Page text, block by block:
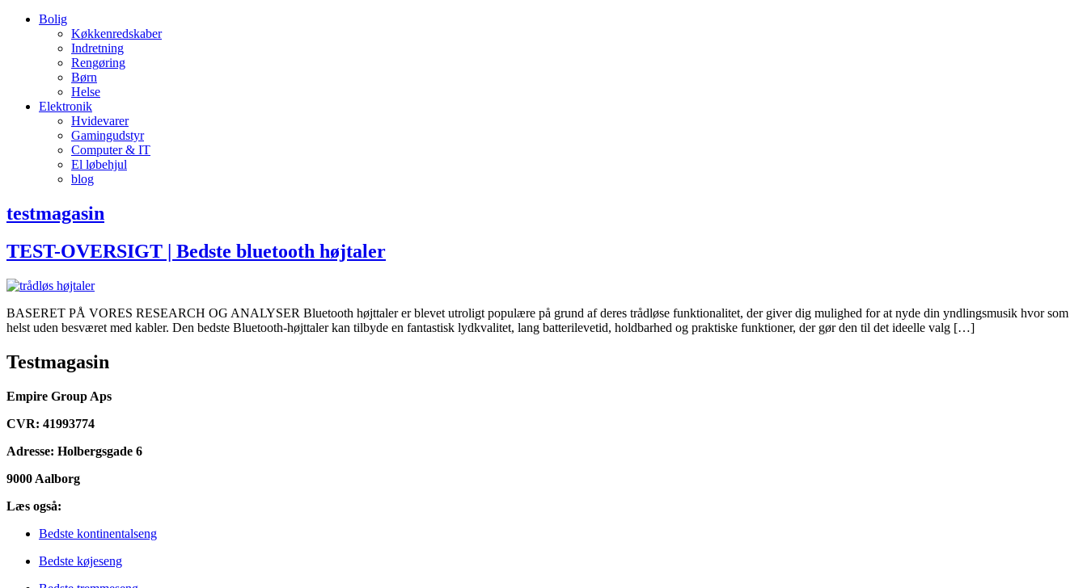
Bolig
Køkkenredskaber
Indretning
Rengøring
Børn
Helse
Elektronik
Hvidevarer
Gamingudstyr
Computer & IT
El løbehjul
blog
testmagasin
TEST-OVERSIGT | Bedste bluetooth højtaler
BASERET PÅ VORES RESEARCH OG ANALYSER Bluetooth højttaler er blevet utroligt populære på grund af deres trådløse funktionalitet, der giver dig mulighed for at nyde din yndlingsmusik hvor som
helst uden besværet med kabler. Den bedste Bluetooth-højttaler kan tilbyde en fantastisk lydkvalitet, lang batterilevetid, holdbarhed og praktiske funktioner, der gør den til det ideelle valg […]
Testmagasin
Empire Group Aps
CVR: 41993774
Adresse: Holbergsgade 6
9000 Aalborg
Læs også:
Bedste kontinentalseng
Bedste køjeseng